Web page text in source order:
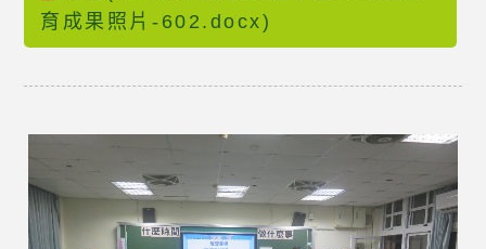
育成果照片-602.docx)